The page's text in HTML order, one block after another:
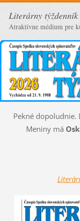
Literárny týždenník
Atraktívne médium pre
Pekné dopoludnie.
Meniny má